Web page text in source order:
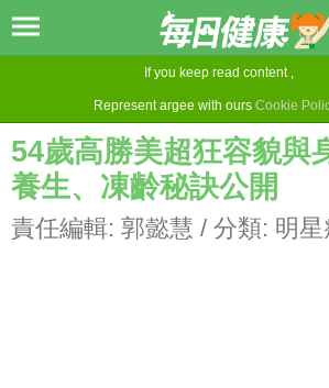
If you keep read content ,
Represent argee with ours Cookie
54歲高勝美超狂容貌與
養生、凍齡秘訣公開
責任編輯: 郭懿慧 / 分類: 明